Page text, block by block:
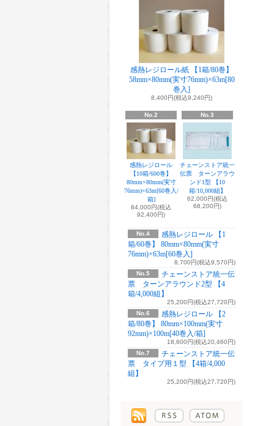
感熱レジロール紙 【1箱/80巻】
58mm×80mm(実寸76mm)×63m[80
巻入]
8,400円(税込9,240円)
No.2
感熱レジロール
【10箱/600巻】
80mm×80mm(実寸
76mm)×63m[60巻入/
箱]
84,000円(税込
92,400円)
No.3
チェーンストア統一
伝票 ターンアラウ
ンド1型 【10
箱/10,000組】
62,000円(税込
68,200円)
No.4
感熱レジロール 【1
箱/60巻】 80mm×80mm(実寸
76mm)×63m[60巻入]
8,700円(税込9,570円)
No.5
チェーンストア統一伝
票 ターンアラウンド2型 【4
箱/4,000組】
25,200円(税込27,720円)
No.6
感熱レジロール 【2
箱/80巻】 80mm×100mm(実寸
92mm)×100m[40巻入/箱]
18,600円(税込20,460円)
No.7
チェーンストア統一伝
票 タイプ用１型 【4箱/4,000
組】
25,200円(税込27,720円)